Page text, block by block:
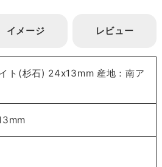
イメージ レビュー
ト(杉石) 24x13mm 産地：南ア